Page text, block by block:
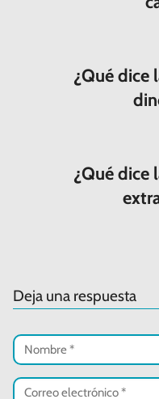
¿Qué dice
¿Qué dice
Deja una respuesta